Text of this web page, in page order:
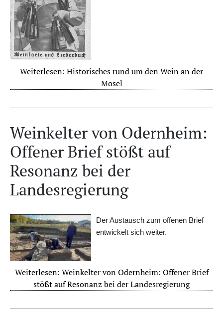
Weiterlesen: Historisches rund um den Wein an der
Mosel
Weinkelter von Odernheim:
Offener Brief stößt auf
Resonanz bei der
Landesregierung
Der Austausch zum offenen Brief
entwickelt sich weiter.
Weiterlesen: Weinkelter von Odernheim: Offener Brief
stößt auf Resonanz bei der Landesregierung